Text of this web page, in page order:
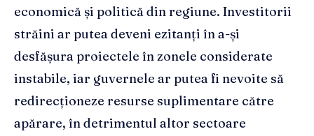
economică și politică din regiune. Investitorii
străini ar putea deveni ezitanți în a-și
desfășura proiectele în zonele considerate
instabile, iar guvernele ar putea fi nevoite să
redirecționeze resurse suplimentare către
apărare, în detrimentul altor sectoare